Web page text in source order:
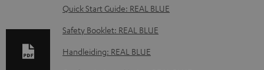
D
o
n
Quick Start Guide: REAL BLUE
Safety Booklet: REAL BLUE
Handleiding: REAL BLUE